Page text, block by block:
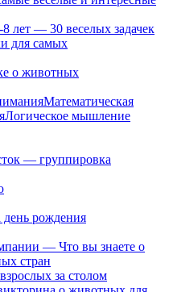
лет — 30 веселых задачек
для самых
о животных
Математическая
Логическое мышление
— группировка
день рождения
— Что вы знаете о
стран
за столом